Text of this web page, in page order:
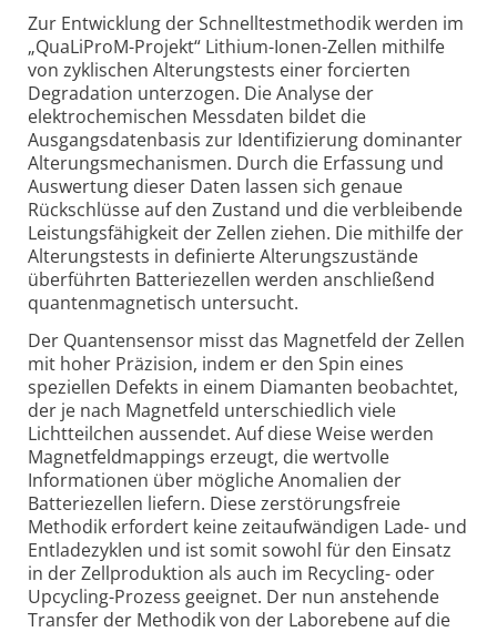
Zur Entwicklung der Schnelltestmethodik werden im
„QuaLiProM-Projekt“ Lithium-Ionen-Zellen mithilfe
von zyklischen Alterungstests einer forcierten
Degradation unterzogen. Die Analyse der
elektrochemischen Messdaten bildet die
Ausgangsdatenbasis zur Identifizierung dominanter
Alterungsmechanismen. Durch die Erfassung und
Auswertung dieser Daten lassen sich genaue
Rückschlüsse auf den Zustand und die verbleibende
Leistungsfähigkeit der Zellen ziehen. Die mithilfe der
Alterungstests in definierte Alterungszustände
überführten Batteriezellen werden anschließend
quantenmagnetisch untersucht.
Der Quantensensor misst das Magnetfeld der Zellen
mit hoher Präzision, indem er den Spin eines
speziellen Defekts in einem Diamanten beobachtet,
der je nach Magnetfeld unterschiedlich viele
Lichtteilchen aussendet. Auf diese Weise werden
Magnetfeldmappings erzeugt, die wertvolle
Informationen über mögliche Anomalien der
Batteriezellen liefern. Diese zerstörungsfreie
Methodik erfordert keine zeitaufwändigen Lade- und
Entladezyklen und ist somit sowohl für den Einsatz
in der Zellproduktion als auch im Recycling- oder
Upcycling-Prozess geeignet. Der nun anstehende
Transfer der Methodik von der Laborebene auf die